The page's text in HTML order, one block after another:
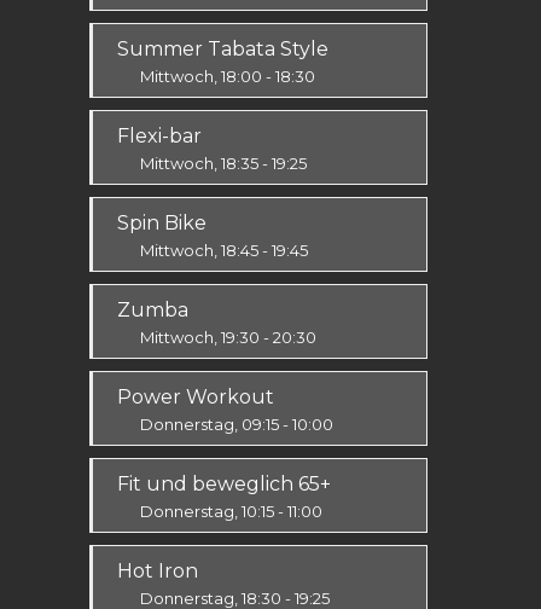
Fit & Vital
Prävention
Summer Tabata Style
Mittwoch, 18:00 - 18:30
Fit & Vital
Mittel / Fortgeschritten
Flexi-bar
Mittwoch, 18:35 - 19:25
Ausdauer & Kraft
Alle
Spin Bike
Mittwoch, 18:45 - 19:45
Alle
Zumba
Mittwoch, 19:30 - 20:30
Ausdauer & Kraft
Alle
Power Workout
Donnerstag, 09:15 - 10:00
Fit & Vital
Mittelstufe
Fit und beweglich 65+
Donnerstag, 10:15 - 11:00
Fit & Vital
Alle
Hot Iron
Donnerstag, 18:30 - 19:25